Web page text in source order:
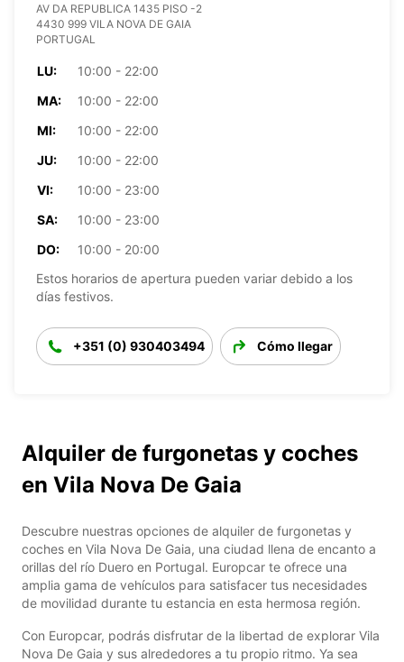
AV DA REPUBLICA 1435 PISO -2
4430 999 VILA NOVA DE GAIA
PORTUGAL
LU:
10:00 - 22:00
MA:
10:00 - 22:00
MI:
10:00 - 22:00
JU:
10:00 - 22:00
VI:
10:00 - 23:00
SA:
10:00 - 23:00
DO:
10:00 - 20:00
Estos horarios de apertura pueden variar debido a los
días festivos.
+351 (0) 930403494 Cómo llegar
Alquiler de furgonetas y coches
en Vila Nova De Gaia
Descubre nuestras opciones de alquiler de furgonetas y
coches en Vila Nova De Gaia, una ciudad llena de encanto a
orillas del río Duero en Portugal. Europcar te ofrece una
amplia gama de vehículos para satisfacer tus necesidades
de movilidad durante tu estancia en esta hermosa región.
Con Europcar, podrás disfrutar de la libertad de explorar Vila
Nova De Gaia y sus alrededores a tu propio ritmo. Ya sea